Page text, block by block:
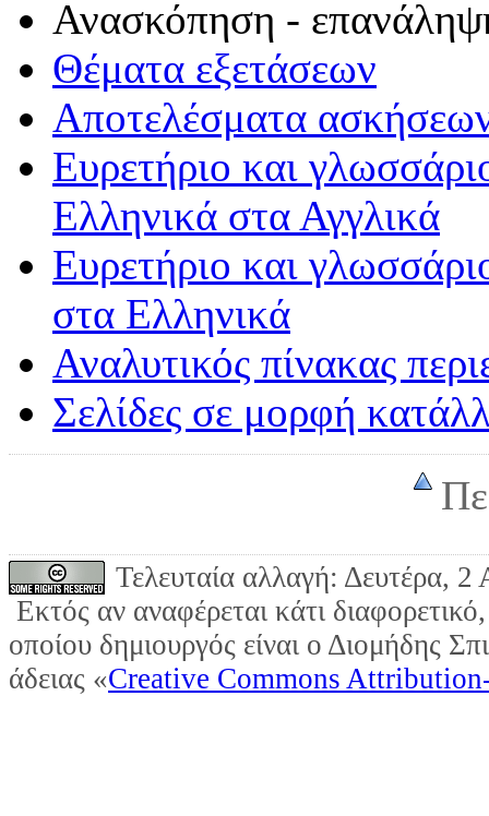
Ανασκόπηση -
Θέματα εξετάσεων
Αποτελέσματα
Ευρετήριο και
Ελληνικά στα Αγγλικά
Ευρετήριο και
στα Ελληνικά
Αναλυτικός πίνακας
Σελίδες σε μορφή
Τελευταία αλλαγή: Δευτέρα,
Εκτός αν αναφέρεται κάτι
οποίου δημιουργός είναι ο Διομήδης
άδειας «Creative Commons